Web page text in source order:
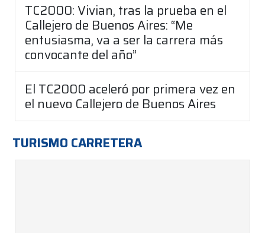
TC2000: Vivian, tras la prueba en el
Callejero de Buenos Aires: “Me
entusiasma, va a ser la carrera más
convocante del año”
El TC2000 aceleró por primera vez en
el nuevo Callejero de Buenos Aires
TURISMO CARRETERA